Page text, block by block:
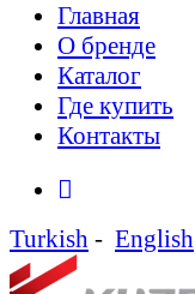
Главная
О бренде
Каталог
Где купить
Контакты
Turkish - English